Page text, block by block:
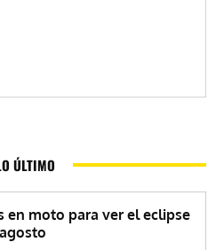
ÚLTIMO
en moto para ver el eclipse